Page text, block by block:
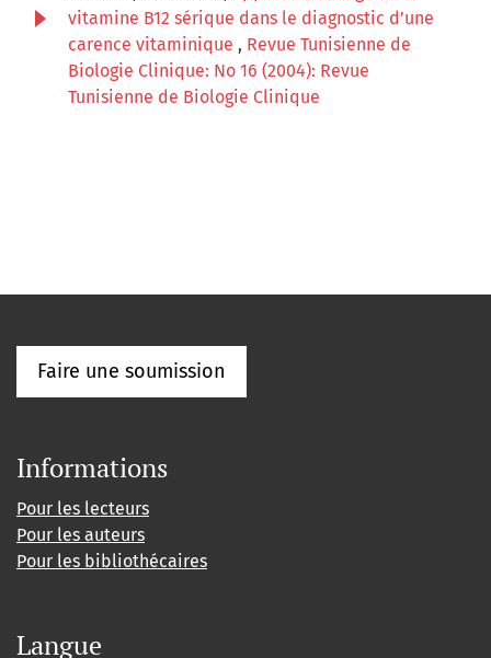
vitamine B12 sérique dans le diagnostic d’une
carence vitaminique , Revue Tunisienne de
Biologie Clinique: No 16 (2004): Revue
Tunisienne de Biologie Clinique
Faire une soumission
Informations
Pour les lecteurs
Pour les auteurs
Pour les bibliothécaires
Langue